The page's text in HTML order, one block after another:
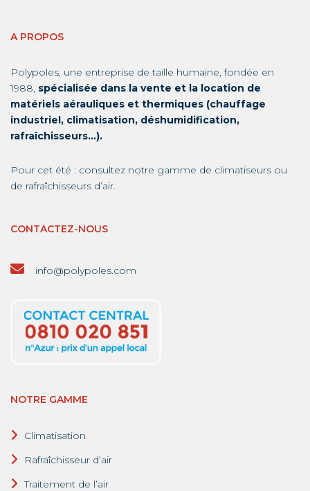
A PROPOS
Polypoles, une entreprise de taille humaine, fondée en
1988, spécialisée dans la vente et la location de
matériels aérauliques et thermiques (chauffage
industriel, climatisation, déshumidification,
rafraîchisseurs…).
Pour cet été : consultez notre gamme de climatiseurs ou
de rafraîchisseurs d’air.
CONTACTEZ-NOUS
info@polypoles.com
NOTRE GAMME
Climatisation
Rafraîchisseur d’air
Traitement de l’air